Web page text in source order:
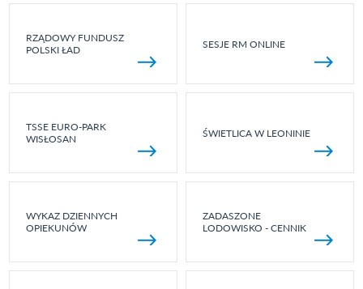
RZĄDOWY FUNDUSZ
POLSKI ŁAD
SESJE RM ONLINE
TSSE EURO-PARK
WISŁOSAN
ŚWIETLICA W LEONINIE
WYKAZ DZIENNYCH
OPIEKUNÓW
ZADASZONE
LODOWISKO - CENNIK